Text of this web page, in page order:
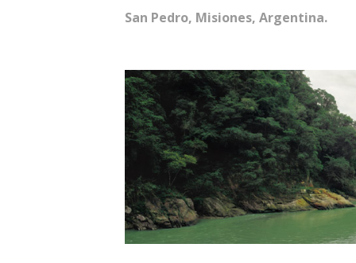
San Pedro, Misiones, Argentina.